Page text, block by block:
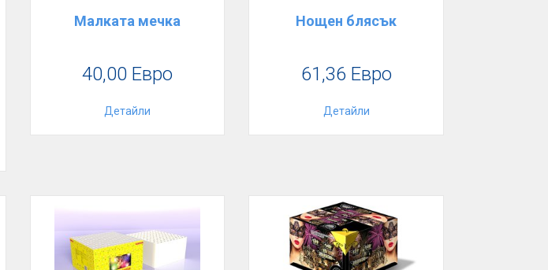
Малката мечка
40,00 Евро
Детайли
Нощен блясък
61,36 Евро
Детайли